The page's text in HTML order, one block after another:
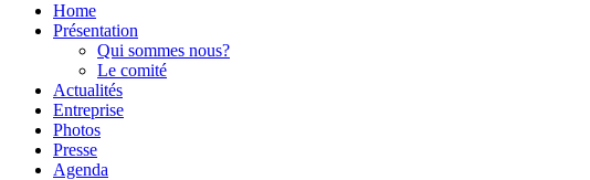
Home
Présentation
Qui sommes nous?
Le comité
Actualités
Entreprise
Photos
Presse
Agenda